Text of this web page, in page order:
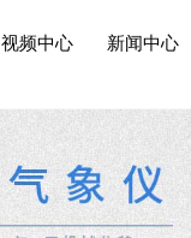
视频中心 新闻中心